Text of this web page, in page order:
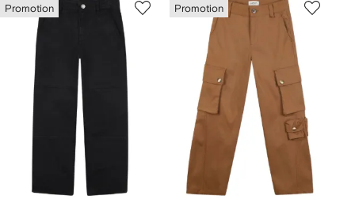
Promotion Promotion